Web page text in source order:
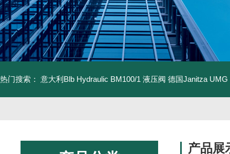
热门搜索： 意大利Blb Hydraulic BM100/1 液压阀 德国Janitza UMG
产品展